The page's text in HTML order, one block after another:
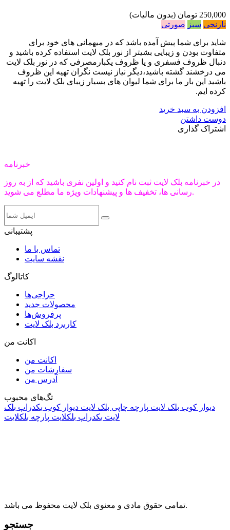
250,000 تومان
(بدون مالیات)
نارنجی سبز صورتی
شاید برای شما پیش آمده باشد که در میهمانی های خود برای
متفاوت بودن و زیبایی بشیتر از نور بلک لایت استفاده کرده باشید و
دنبال ظروف فسفری و یا ظروف یکبارمصرفی که در نور بلک لایت
می درخشند گشته باشید،دیگر نیاز نیست نگران تهیه این ظروف
باشید این بار ما برای شما لیوان های بسیار زیبای بلک لایت را تهیه
کرده ایم.
افزودن به سبد خرید
دوست داشتن
اشتراک گذاری
خبرنامه
در خبرنامه بلک لایت ثبت نام کنید و اولین نفری باشید که از به روز
رسانی ها، تخفیف ها و پیشنهادات ویژه ما مطلع می شوید.
پشتیبانی
تماس با ما
نقشه سایت
کاتالوگ
حراجی‌ها
محصولات جدید
پرفروش‌ها
کاربرد بلک لایت
اکانت من
اکانت من
سفارشات من
آدرس من
تگ‌های محبوب
دیوار کوب بلک لایت پارچه چاپی بلک لایت دیوار کوب بکدراپ بلک
لایت بکدراپ بلکلایت پارچه بلکلایت
تمامی حقوق مادی و معنوی بلک لایت محفوظ می باشد.
جستجو